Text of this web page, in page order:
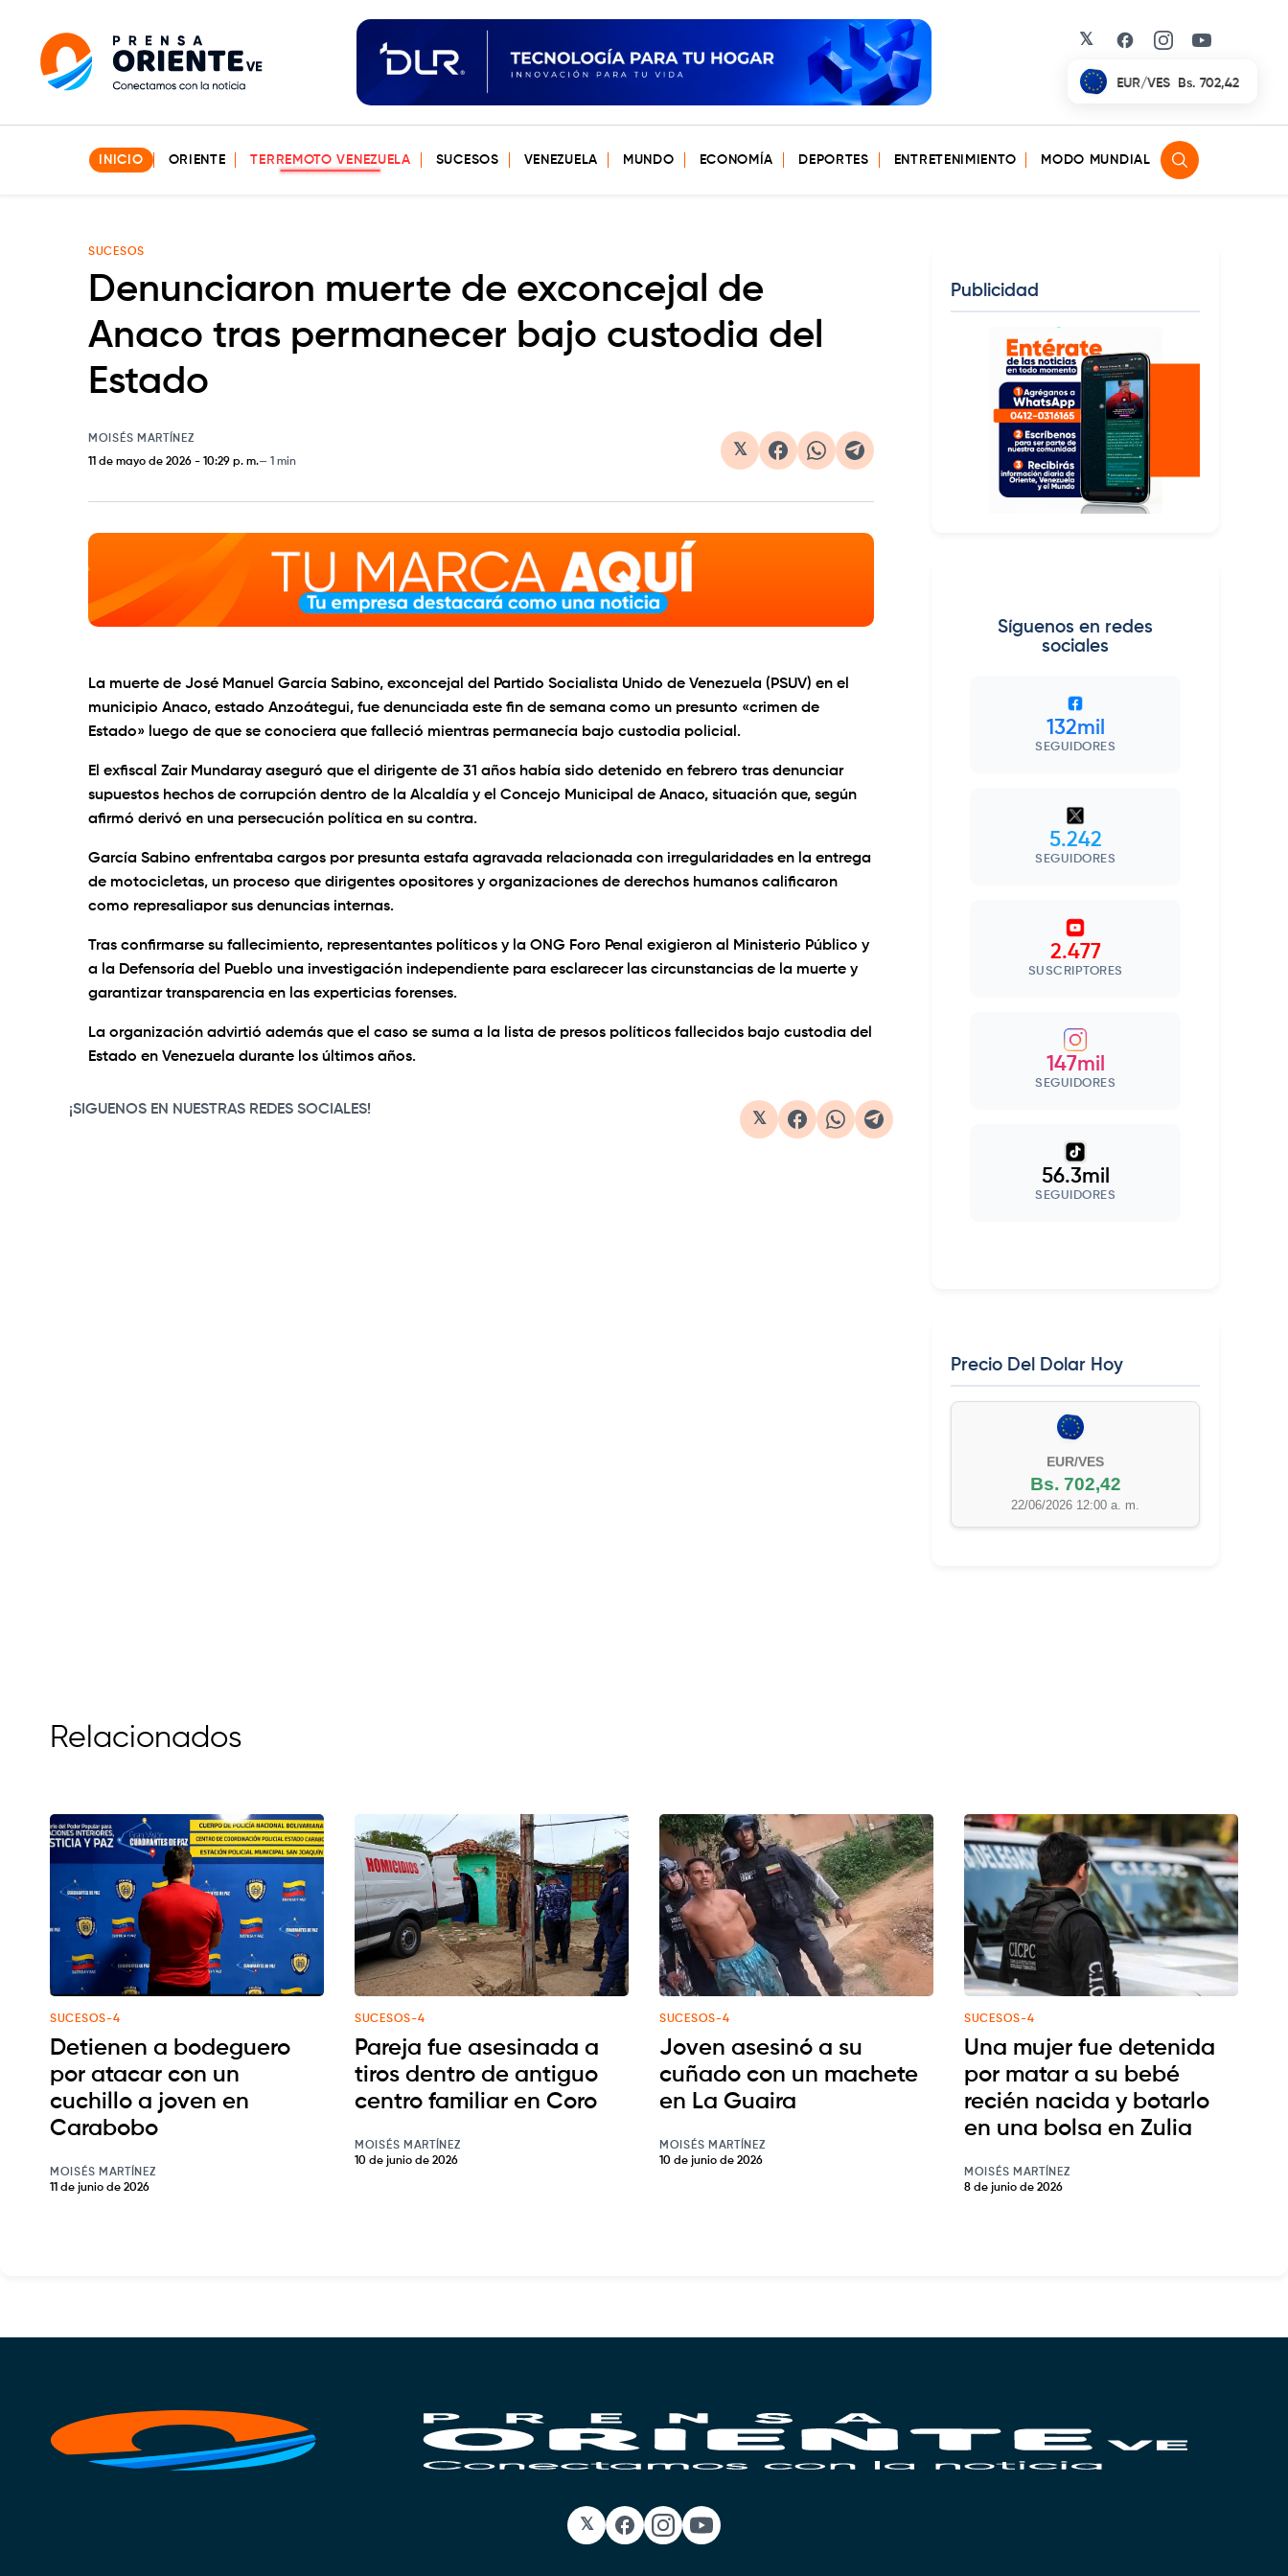
𝕏 Facebook
Instagram
YouTube
EUR/VES Bs. 702,42
INICIO ORIENTE TERREMOTO VENEZUELA SUCESOS VENEZUELA MUNDO ECONOMÍA DEPORTES ENTRETENIMIENTO MODO MUNDIAL
SUCESOS
Denunciaron muerte de exconcejal de
Anaco tras permanecer bajo custodia del
Estado
MOISÉS MARTÍNEZ
11 de mayo de 2026 - 10:29 p. m. 1 min
𝕏
La muerte de José Manuel García Sabino, exconcejal del Partido Socialista Unido de Venezuela (PSUV) en el
municipio Anaco, estado Anzoátegui, fue denunciada este fin de semana como un presunto «crimen de
Estado» luego de que se conociera que falleció mientras permanecía bajo custodia policial.
El exfiscal Zair Mundaray aseguró que el dirigente de 31 años había sido detenido en febrero tras denunciar
supuestos hechos de corrupción dentro de la Alcaldía y el Concejo Municipal de Anaco, situación que, según
afirmó derivó en una persecución política en su contra.
García Sabino enfrentaba cargos por presunta estafa agravada relacionada con irregularidades en la entrega
de motocicletas, un proceso que dirigentes opositores y organizaciones de derechos humanos calificaron
como represaliapor sus denuncias internas.
Tras confirmarse su fallecimiento, representantes políticos y la ONG Foro Penal exigieron al Ministerio Público y
a la Defensoría del Pueblo una investigación independiente para esclarecer las circunstancias de la muerte y
garantizar transparencia en las experticias forenses.
La organización advirtió además que el caso se suma a la lista de presos políticos fallecidos bajo custodia del
Estado en Venezuela durante los últimos años.
¡SIGUENOS EN NUESTRAS REDES SOCIALES!
𝕏
Publicidad
Síguenos en redes
sociales
132mil
SEGUIDORES
5.242
SEGUIDORES
2.477
SUSCRIPTORES
147mil
SEGUIDORES
56.3mil
SEGUIDORES
Precio Del Dolar Hoy
EUR/VES
Bs. 702,42
22/06/2026 12:00 a. m.
Relacionados
SUCESOS-4
Detienen a bodeguero
por atacar con un
cuchillo a joven en
Carabobo
MOISÉS MARTÍNEZ
11 de junio de 2026
SUCESOS-4
Pareja fue asesinada a
tiros dentro de antiguo
centro familiar en Coro
MOISÉS MARTÍNEZ
10 de junio de 2026
SUCESOS-4
Joven asesinó a su
cuñado con un machete
en La Guaira
MOISÉS MARTÍNEZ
10 de junio de 2026
SUCESOS-4
Una mujer fue detenida
por matar a su bebé
recién nacida y botarlo
en una bolsa en Zulia
MOISÉS MARTÍNEZ
8 de junio de 2026
𝕏 Facebook
Instagram
YouTube